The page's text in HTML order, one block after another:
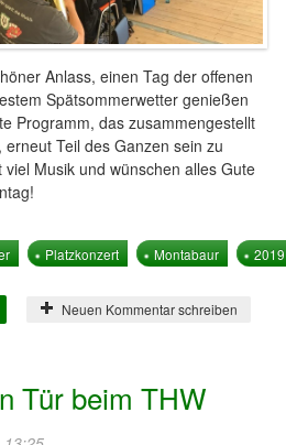
Anlass, einen Tag der offenen
Spätsommerwetter genießen
Programm, das zusammengestellt
Teil des Ganzen sein zu
Musik und wünschen alles Gute
Platzkonzert Montabaur 2019
über 60 Jahre THW OV Montabaur
Neuen Kommentar schreiben
Tür beim THW